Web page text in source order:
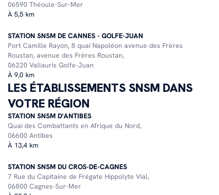
06590 Théoule-Sur-Mer
À 5,5 km
STATION SNSM DE CANNES - GOLFE-JUAN
Port Camille Rayon, 8 quai Napoléon avenue des Frères
Roustan, avenue des Frères Roustan,
06220 Vallauris Golfe-Juan
À 9,0 km
LES ÉTABLISSEMENTS SNSM DANS
VOTRE RÉGION
STATION SNSM D'ANTIBES
Quai des Combattants en Afrique du Nord,
06600 Antibes
À 13,4 km
STATION SNSM DU CROS-DE-CAGNES
7 Rue du Capitaine de Frégate Hippolyte Vial,
06800 Cagnes-Sur-Mer